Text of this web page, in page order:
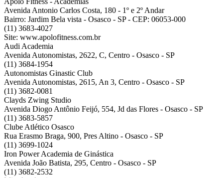
Avenida Antonio Carlos Costa, 180 - 1º e 2º Andar
Bairro: Jardim Bela vista - Osasco - SP - CEP: 06053-000
(11) 3683-4027
Site: www.apolofitness.com.br
Audi Academia
Avenida Autonomistas, 2622, C, Centro - Osasco - SP
(11) 3684-1954
Autonomistas Ginastic Club
Avenida Autonomistas, 2615, An 3, Centro - Osasco - SP
(11) 3682-0081
Clayds Zwing Studio
Avenida Diogo Antônio Feijó, 554, Jd das Flores - Osasco - SP
(11) 3683-5857
Clube Atlético Osasco
Rua Erasmo Braga, 900, Pres Altino - Osasco - SP
(11) 3699-1024
Iron Power Academia de Ginástica
Avenida João Batista, 295, Centro - Osasco - SP
(11) 3682-2532